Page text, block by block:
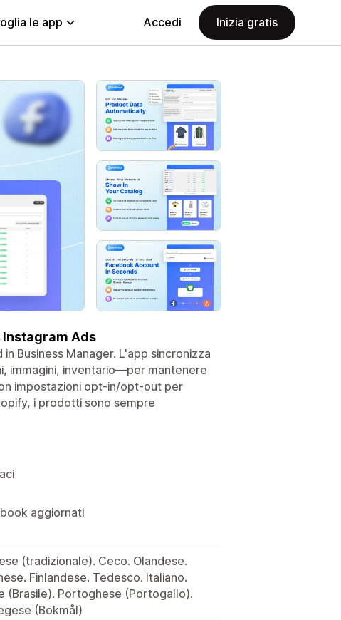
le app Accedi Inizia gratis
Instagram Ads
Business Manager. L'app sincronizza
immagini, inventario—per mantenere
impostazioni opt-in/opt-out per
i prodotti sono sempre
aggiornati
(tradizionale). Ceco. Olandese.
Finlandese. Tedesco. Italiano.
(Brasile). Portoghese (Portogallo).
(Bokmål)